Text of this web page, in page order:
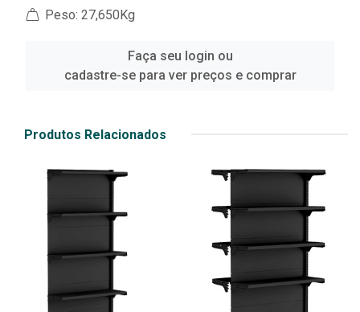
Peso: 27,650Kg
Faça seu login ou
cadastre-se para ver preços e comprar
Produtos Relacionados